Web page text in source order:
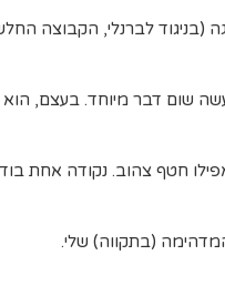
(בניגוד לברנלי, הקבוצה
שום דבר מיוחד. בעצם,
חטף צהוב. נקודה אחת
(בתקווה) שלי.